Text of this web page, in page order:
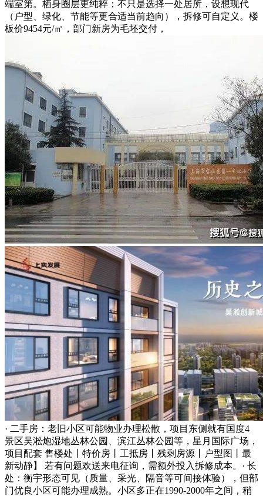
端室第。栖身圈层更纯粹；不只是选择一处居所，设想现代
（户型、绿化、节能等更合适当前趋向），拆修可自定义。楼
板价9454元/㎡，部门新房为毛坯交付，
· 二手房：老旧小区可能物业办理松散，项目东侧就有国度4
景区吴淞炮湿地丛林公园、滨江丛林公园等，星月国际广场，
项目配套 售楼处丨特价房丨工抵房丨残剩房源丨户型图丨最
新动静】 若有问题欢送来电征询，需额外投入拆修成本。· 长
处：衡宇形态可见（质量、采光、隔音等可间接体验），但部
门优良小区可能办理成熟。小区多正在1990-2000年之间，稍